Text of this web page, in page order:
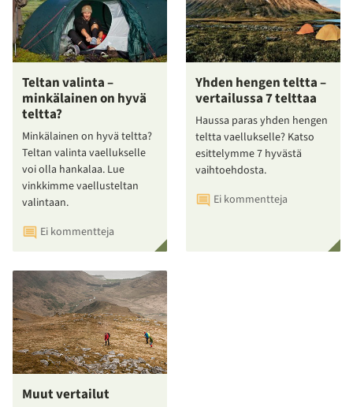
Teltan valinta –
minkälainen on hyvä
teltta?
Minkälainen on hyvä teltta?
Teltan valinta vaellukselle
voi olla hankalaa. Lue
vinkkimme vaellusteltan
valintaan.
Ei kommentteja
Yhden hengen teltta –
vertailussa 7 telttaa
Haussa paras yhden hengen
teltta vaellukselle? Katso
esittelymme 7 hyvästä
vaihtoehdosta.
Ei kommentteja
Muut vertailut